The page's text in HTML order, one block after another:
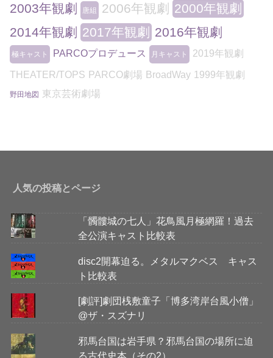
2003年観劇
唐組 2006年観劇
2000年観劇
2014年観劇 2017年観劇 2016年観劇
極キャスト PARCOプロデュース 月キャスト 2019年観劇
THEATER/TOPS PARCO劇場 BroadWay 1999年観劇
野田地図 東京芸術劇場
人気の投稿とページ
「髑髏城の七人」花鳥風月極網羅！過去
全公演キャスト比較表
disc2開幕迫る。メタルマクベス キャス
ト比較表
[劇評]劇団桟敷童子「博多湾岸台風小僧」
@ザ・スズナリ
邪馬台国は岩手県？邪馬台国の場所に迫
る古代史本（その2）